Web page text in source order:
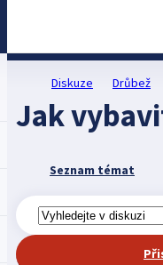
Diskuze Drůbež
Jak
Seznam témat